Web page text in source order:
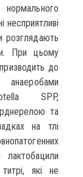
несприятливі
розглядають
При цьому
до
SPP,
та
на тлі
лактобацили
які не